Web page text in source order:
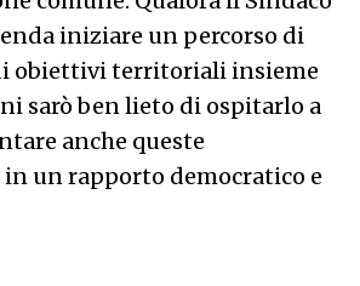
iniziare un percorso di
obiettivi territoriali insieme
sarò ben lieto di ospitarlo a
anche queste
un rapporto democratico e